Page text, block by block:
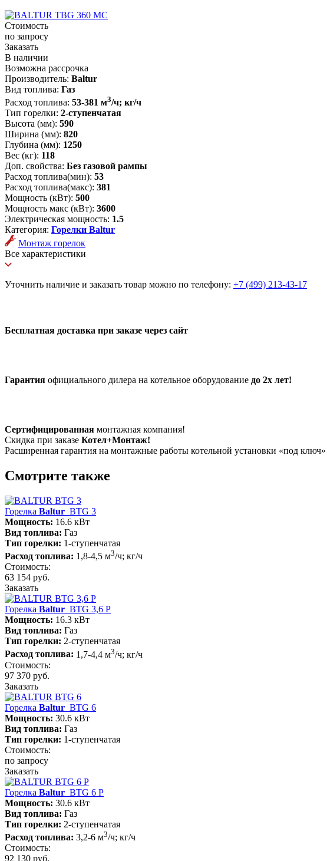
Стоимость
по запросу
Заказать
В наличии
Возможна рассрочка
Производитель: Baltur
Вид топлива: Газ
Расход топлива: 53-381 м3/ч; кг/ч
Тип горелки: 2-ступенчатая
Высота (мм): 590
Ширина (мм): 820
Глубина (мм): 1250
Вес (кг): 118
Доп. свойства: Без газовой рампы
Расход топлива(мин): 53
Расход топлива(макс): 381
Мощность (кВт): 500
Мощность макс (кВт): 3600
Электрическая мощность: 1.5
Категория: Горелки Baltur
Монтаж горелок
Все характеристики
Уточнить наличие и заказать товар можно по телефону: +7 (499) 213-43-17
Бесплатная доставка при заказе через сайт
Гарантия официального дилера на котельное оборудование до 2х лет!
Сертифицированная монтажная компания!
Скидка при заказе Котел+Монтаж!
Расширенная гарантия на монтажные работы котельной установки «под ключ»
Смотрите также
Горелка Baltur BTG 3
Мощность: 16.6 кВт
Вид топлива: Газ
Тип горелки: 1-ступенчатая
Расход топлива: 1,8-4,5 м3/ч; кг/ч
Стоимость:
63 154 руб.
Заказать
Горелка Baltur BTG 3,6 P
Мощность: 16.3 кВт
Вид топлива: Газ
Тип горелки: 2-ступенчатая
Расход топлива: 1,7-4,4 м3/ч; кг/ч
Стоимость:
97 370 руб.
Заказать
Горелка Baltur BTG 6
Мощность: 30.6 кВт
Вид топлива: Газ
Тип горелки: 1-ступенчатая
Стоимость:
по запросу
Заказать
Горелка Baltur BTG 6 P
Мощность: 30.6 кВт
Вид топлива: Газ
Тип горелки: 2-ступенчатая
Расход топлива: 3,2-6 м3/ч; кг/ч
Стоимость:
92 130 руб.